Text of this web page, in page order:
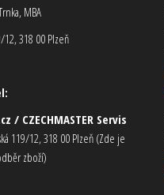
MBA
12, 318 00 Plzeň
/ CZECHMASTER Servis
119/12, 318 00 Plzeň (Zde je
zboží)